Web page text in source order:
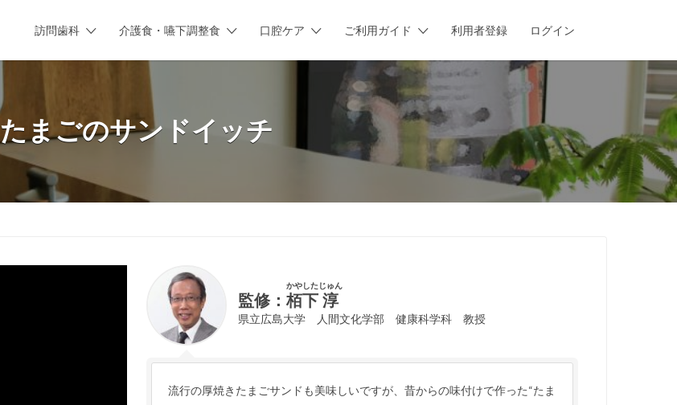
訪問歯科 介護食・嚥下調整食 口腔ケア ご利用ガイド 利用者登録 ログイン
たまごのサンドイッチ
監修：栢下
かやした
淳
じゅん
県立広島大学 人間文化学部 健康科学科 教授
流行の厚焼きたまごサンドも美味しいですが、昔からの味付けで作った“たま